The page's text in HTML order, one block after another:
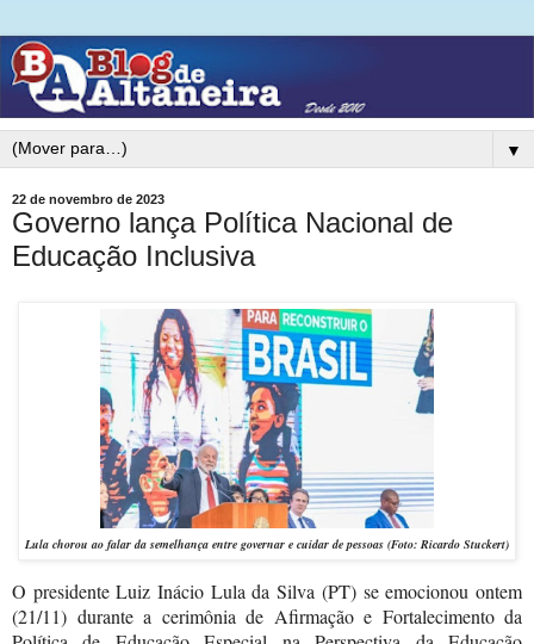
▼
22 de novembro de 2023
Governo lança Política Nacional de
Educação Inclusiva
Lula chorou ao falar da semelhança entre governar e cuidar de pessoas (Foto: Ricardo Stuckert)
O presidente Luiz Inácio Lula da Silva (PT) se emocionou ontem
(21/11) durante a cerimônia de Afirmação e Fortalecimento da